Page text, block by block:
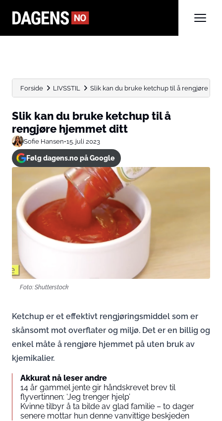
Forside LIVSSTIL Slik kan du bruke ketchup til å rengjøre
Slik kan du bruke ketchup til å
rengjøre hjemmet ditt
Sofie Hansen•15. juli 2023
Følg dagens.no på Google
Foto: Shutterstock
Ketchup er et effektivt rengjøringsmiddel som er
skånsomt mot overflater og miljø. Det er en billig og
enkel måte å rengjøre hjemmet på uten bruk av
kjemikalier.
Akkurat nå leser andre
14 år gammel jente gir håndskrevet brev til
flyvertinnen: ‘Jeg trenger hjelp’
Kvinne tilbyr å ta bilde av glad familie – to dager
senere mottar hun denne vanvittige beskjeden